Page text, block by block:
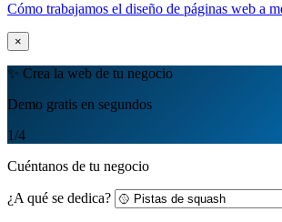
Cómo trabajamos el diseño de páginas web a
×
✨ Crea la web de tu negocio
Demo gratis en segundos
1/4
Cuéntanos de tu negocio
¿A qué se dedica?